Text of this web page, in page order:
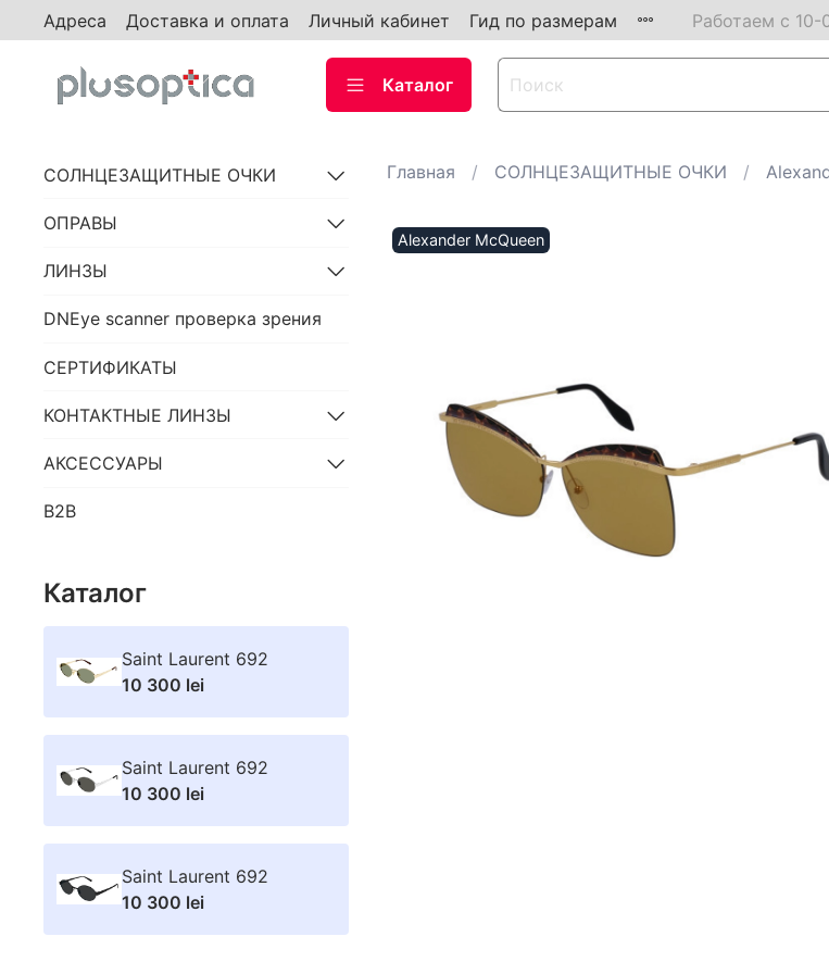
Адреса Доставка и оплата Личный кабинет Гид по размерам Работаем с
Каталог
Главная СОЛНЦЕЗАЩИТНЫЕ ОЧКИ
Alexander McQueen
СОЛНЦЕЗАЩИТНЫЕ ОЧКИ
ОПРАВЫ
ЛИНЗЫ
DNEye scanner проверка зрения
СЕРТИФИКАТЫ
КОНТАКТНЫЕ ЛИНЗЫ
АКСЕССУАРЫ
B2B
Каталог
Saint Laurent 692
10 300 lei
Saint Laurent 692
10 300 lei
Saint Laurent 692
10 300 lei